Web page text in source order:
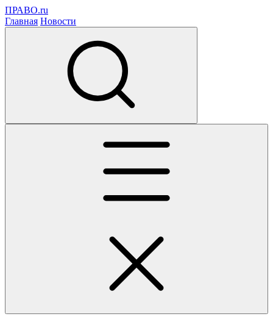
ПРАВО.ru
Главная Новости